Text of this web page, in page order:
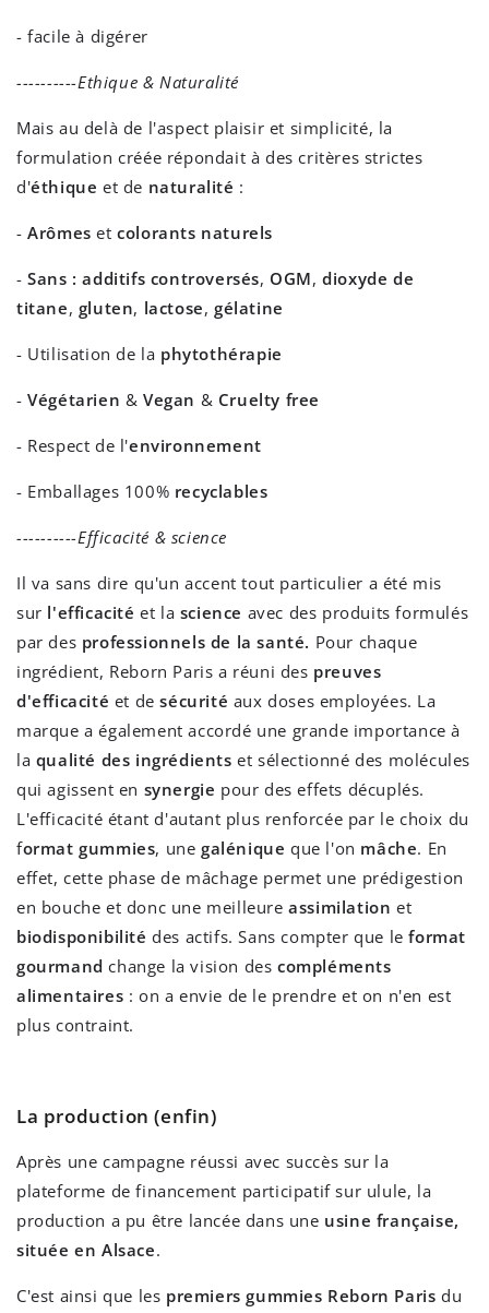
- facile à digérer
----------Ethique & Naturalité
Mais au delà de l'aspect plaisir et simplicité, la
formulation créée répondait à des critères strictes
d'éthique et de naturalité :
-Arômes etcolorants naturels
-Sans : additifs controversés, OGM,dioxyde de
titane, gluten, lactose,gélatine
- Utilisation de la phytothérapie
-Végétarien &Vegan & Cruelty free
- Respect de l'environnement
- Emballages 100% recyclables
----------Efficacité & science
Il va sans dire qu'un accent tout particulier a été mis
sur l'efficacité et la science avec des produits formulés
par des professionnels de la santé. Pour chaque
ingrédient, Reborn Paris a réuni des preuves
d'efficacité et de sécurité aux doses employées. La
marque a également accordé une grande importance à
la qualité des ingrédientset sélectionné des molécules
qui agissent en synergie pour des effets décuplés.
L'efficacité étant d'autant plus renforcée par le choix du
format gummies, unegalénique que l'on mâche. En
effet, cette phase de mâchage permet une prédigestion
en bouche et donc une meilleureassimilation et
biodisponibilité des actifs. Sans compter que leformat
gourmand change la vision descompléments
alimentaires : on a envie de le prendre et on n'en est
plus contraint.
La production (enfin)
Après une campagne réussi avec succès sur la
plateforme de financement participatif sur ulule, la
production a pu être lancée dans une usine française,
située en Alsace.
C'est ainsi que les premiers gummies Reborn Paris du